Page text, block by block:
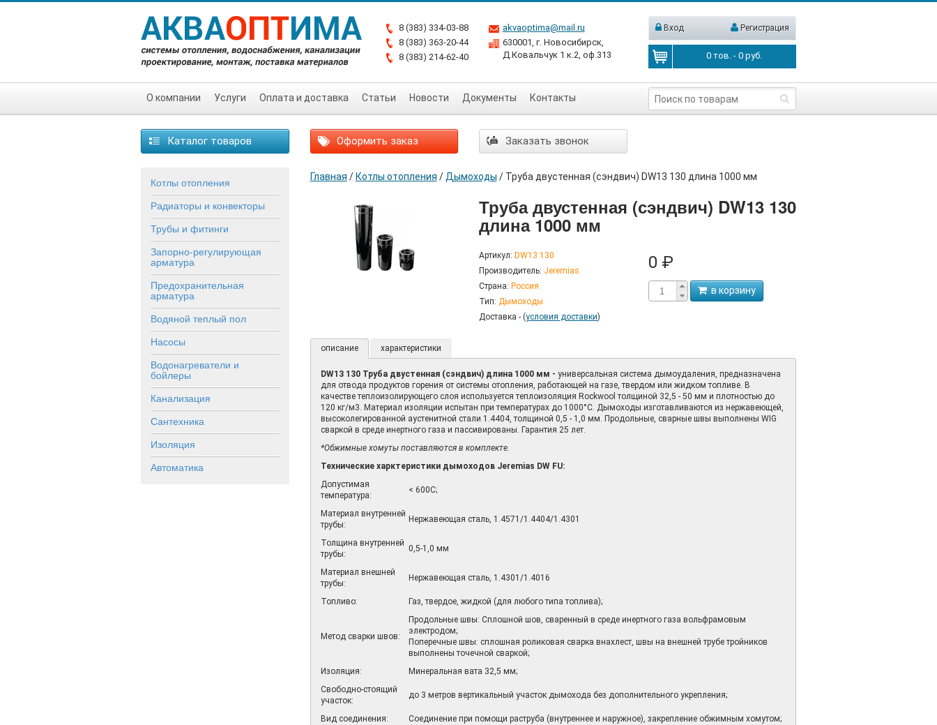
8 (383) 334-03-88
8 (383) 363-20-44
8 (383) 214-62-40
akvaoptima@mail.ru
630001, г. Новосибирск,
Д.Ковальчук 1 к.2, оф.313
Вход Регистрация
0 тов. -0 руб.
О компании Услуги Оплата и доставка Статьи Новости Документы Контакты
Каталог товаров Оформить заказ Заказать звонок
Котлы отопления
Радиаторы и конвекторы
Трубы и фитинги
Запорно-регулирующая
арматура
Предохранительная
арматура
Водяной теплый пол
Насосы
Водонагреватели и
бойлеры
Канализация
Сантехника
Изоляция
Автоматика
Главная / Котлы отопления / Дымоходы / Труба двустенная (сэндвич) DW13 130 длина 1000 мм
Труба двустенная (сэндвич) DW13 130
длина 1000 мм
Артикул: DW13 130
Производитель: Jeremias
Страна: Россия
Тип: Дымоходы
Доставка - (условия доставки)
0 ₽
в корзину
описание характеристики
DW13 130 Труба двустенная (сэндвич) длина 1000 мм - универсальная система дымоудаления, предназначена
для отвода продуктов горения от системы отопления, работающей на газе, твердом или жидком топливе. В
качестве теплоизолирующего слоя используется теплоизоляция Rockwool толщиной 32,5 - 50 мм и плотностью до
120 кг/м3. Материал изоляции испытан при температурах до 1000°С. Дымоходы изготавливаются из нержавеющей,
высоколегированной аустенитной стали 1.4404, толщиной 0,5 - 1,0 мм. Продольные, сварные швы выполнены WIG
сваркой в среде инертного газа и пассивированы. Гарантия 25 лет.
*Обжимные хомуты поставляются в комплекте.
Технические харктеристики дымоходов Jeremias DW FU:
Допустимая
температура:
< 600С;
Материал внутренней
трубы:
Нержавеющая сталь, 1.4571/1.4404/1.4301
Толщина внутренней
трубы:
0,5-1,0 мм
Материал внешней
трубы:
Нержавеющая сталь, 1.4301/1.4016
Топливо: Газ, твердое, жидкой (для любого типа топлива);
Метод сварки швов:
Продольные швы: Сплошной шов, сваренный в среде инертного газа вольфрамовым
электродом;
Поперечные швы: сплошная роликовая сварка внахлест, швы на внешней трубе тройников
выполнены точечной сваркой;
Изоляция:
Минеральная вата 32,5 мм;
Свободно-стоящий
участок:
до 3 метров вертикальный участок дымохода без дополнительного укрепления;
Вид соединения: Соединение при помощи раструба (внутреннее и наружное), закрепление обжимным хомутом;